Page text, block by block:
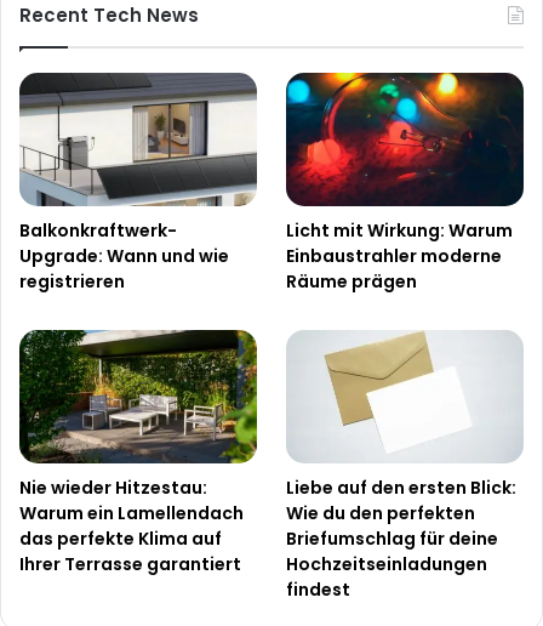
Recent Tech News
Balkonkraftwerk-
Upgrade: Wann und wie
registrieren
Licht mit Wirkung: Warum
Einbaustrahler moderne
Räume prägen
Nie wieder Hitzestau:
Warum ein Lamellendach
das perfekte Klima auf
Ihrer Terrasse garantiert
Liebe auf den ersten Blick:
Wie du den perfekten
Briefumschlag für deine
Hochzeitseinladungen
findest